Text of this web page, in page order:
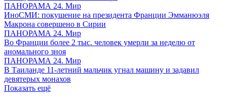
ПАНОРАМА 24. Мир
ИноСМИ: покушение на президента Франции Эмманюэля
Макрона совершено в Сирии
ПАНОРАМА 24. Мир
Во Франции более 2 тыс. человек умерли за неделю от
аномального зноя
ПАНОРАМА 24. Мир
В Таиланде 11-летний мальчик угнал машину и задавил
девятерых монахов
Показать ещё